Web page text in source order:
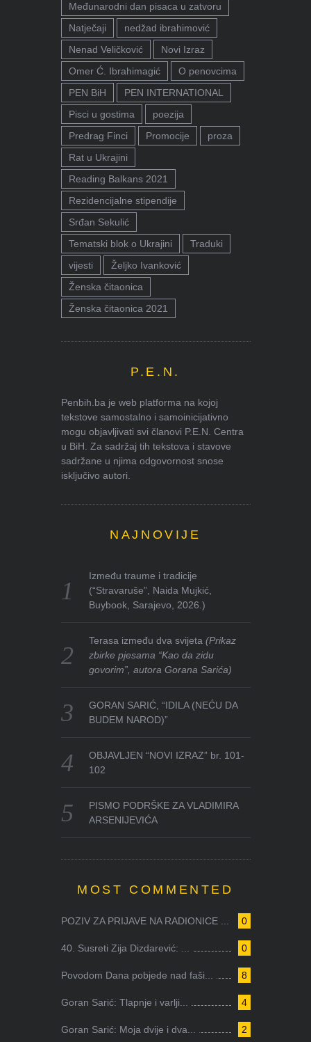
Međunarodni dan pisaca u zatvoru
Natječaji
nedžad ibrahimović
Nenad Veličković
Novi Izraz
Omer Ć. Ibrahimagić
O penovcima
PEN BiH
PEN INTERNATIONAL
Pisci u gostima
poezija
Predrag Finci
Promocije
proza
Rat u Ukrajini
Reading Balkans 2021
Rezidencijalne stipendije
Srđan Sekulić
Tematski blok o Ukrajini
Traduki
vijesti
Željko Ivanković
Ženska čitaonica
Ženska čitaonica 2021
P.E.N.
Penbih.ba je web platforma na kojoj
tekstove samostalno i samoinicijativno
mogu objavljivati svi članovi P.E.N. Centra
u BiH. Za sadržaj tih tekstova i stavove
sadržane u njima odgovornost snose
isključivo autori.
NAJNOVIJE
Između traume i tradicije
(“Stravaruše”, Naida Mujkić,
Buybook, Sarajevo, 2026.)
Terasa između dva svijeta(Prikaz
zbirke pjesama “Kao da zidu
govorim”, autora Gorana Sarića)
GORAN SARIĆ, “IDILA (NEĆU DA
BUDEM NAROD)”
OBJAVLJEN “NOVI IZRAZ” br. 101-
102
PISMO PODRŠKE ZA VLADIMIRA
ARSENIJEVIĆA
MOST COMMENTED
0
POZIV ZA PRIJAVE NA RADIONICE ...
0
40. Susreti Zija Dizdarević: ...
8
Povodom Dana pobjede nad faši...
4
Goran Sarić: Tlapnje i varlji...
2
Goran Sarić: Moja dvije i dva...